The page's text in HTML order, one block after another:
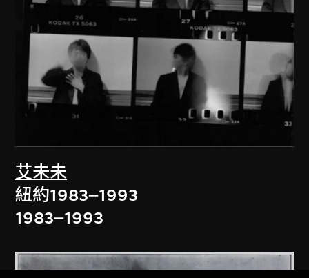
艾未未
紐約1983–1993
1983–1993